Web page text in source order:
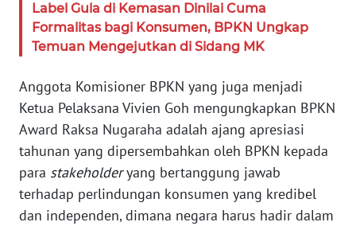
Label Gula di Kemasan Dinilai Cuma
Formalitas bagi Konsumen, BPKN Ungkap
Temuan Mengejutkan di Sidang MK
Anggota Komisioner BPKN yang juga menjadi
Ketua Pelaksana Vivien Goh mengungkapkan BPKN
Award Raksa Nugaraha adalah ajang apresiasi
tahunan yang dipersembahkan oleh BPKN kepada
para stakeholderyang bertanggung jawab
terhadap perlindungan konsumen yang kredibel
dan independen, dimana negara harus hadir dalam
WN
JABAR
BANTEN
WN
NTT
WN
KEPRI